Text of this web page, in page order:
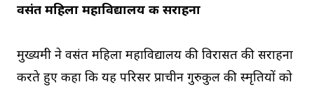
वसंत महिला महाविद्यालय की सराहना
मुख्यमंत्री ने वसंत महिला महाविद्यालय की विरासत की सराहना
करते हुए कहा कि यह परिसर प्राचीन गुरुकुल की स्मृतियों को